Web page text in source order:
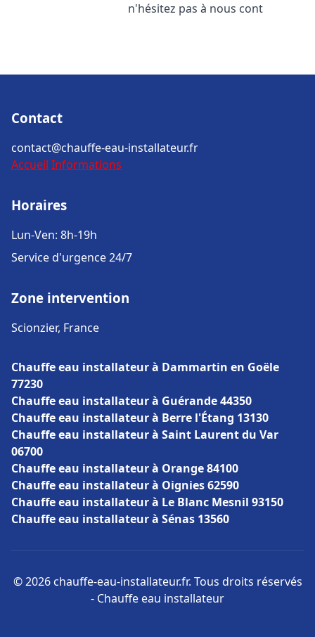
n'hésitez pas à nous cont
Contact
contact@chauffe-eau-installateur.fr
Accueil Informations
Horaires
Lun-Ven: 8h-19h
Service d'urgence 24/7
Zone intervention
Scionzier, France
Chauffe eau installateur à Dammartin en Goële
77230
Chauffe eau installateur à Guérande 44350
Chauffe eau installateur à Berre l'Étang 13130
Chauffe eau installateur à Saint Laurent du Var
06700
Chauffe eau installateur à Orange 84100
Chauffe eau installateur à Oignies 62590
Chauffe eau installateur à Le Blanc Mesnil 93150
Chauffe eau installateur à Sénas 13560
© 2026 chauffe-eau-installateur.fr. Tous droits réservés
- Chauffe eau installateur